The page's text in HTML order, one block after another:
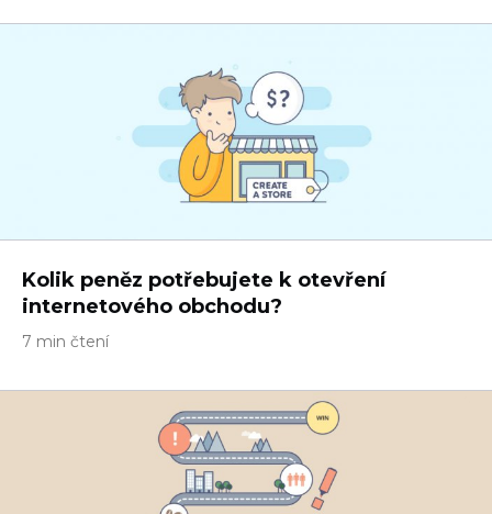
Kolik peněz potřebujete k otevření
internetového obchodu?
7 min čtení